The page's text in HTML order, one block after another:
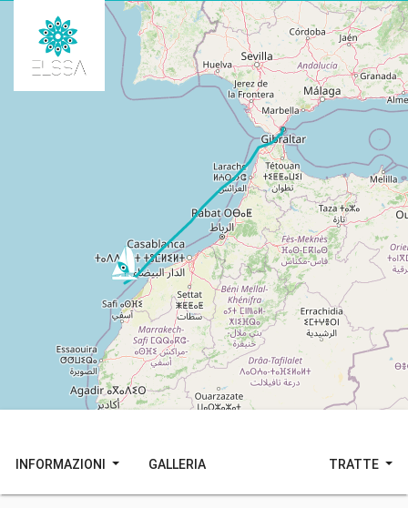
INFORMAZIONI GALLERIA TRATTE